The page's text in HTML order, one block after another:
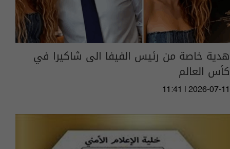
هدية خاصة من رئيس الفيفا الى شاكيرا في
كأس العالم
11:41 | 2026-07-11